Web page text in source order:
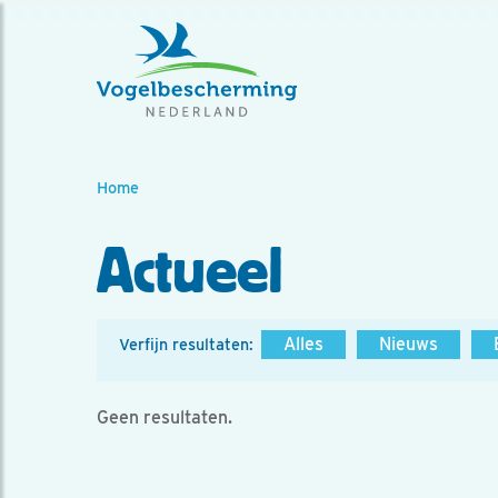
Home
Actueel
Verfijn resultaten: Alles Nieuws
Geen resultaten.